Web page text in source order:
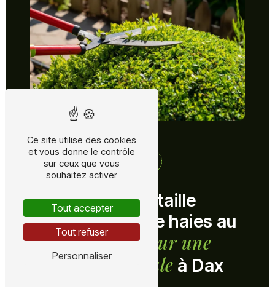
QUAND TAILLER SES HAIES ?
Programmer la taille
d’arbustes et de haies au
bon momentpour une
floraison optimale à Dax
Ce site utilise des cookies
et vous donne le contrôle
sur ceux que vous
souhaitez activer
Tout accepter
Tout refuser
Personnaliser